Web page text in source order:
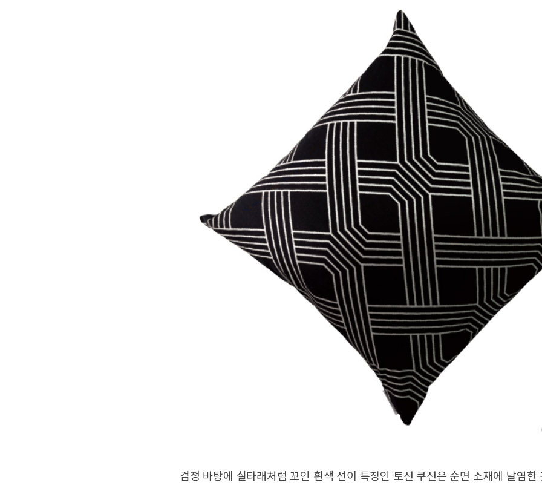
검정 바탕에 실타래처럼 꼬인 흰색 선이 특징인 토션 쿠션은 순면 소재에 날염한